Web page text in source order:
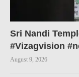
Sri Nandi
#Vizagvision
August 9, 2026